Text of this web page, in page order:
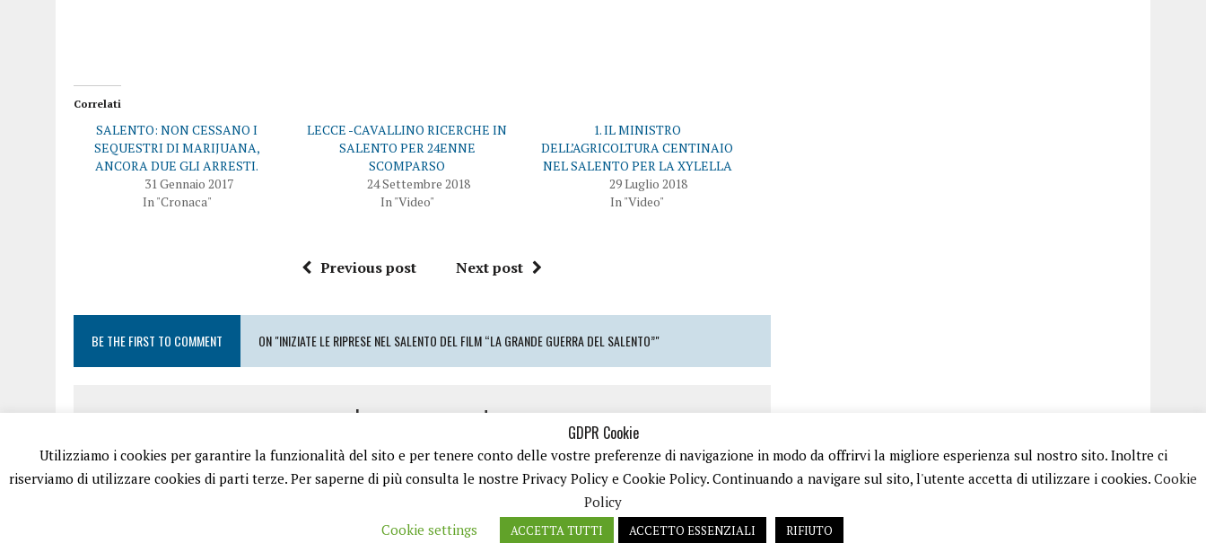
Correlati
SALENTO: NON CESSANO I
SEQUESTRI DI MARIJUANA,
ANCORA DUE GLI ARRESTI.
31 Gennaio 2017
In "Cronaca"
LECCE -CAVALLINO RICERCHE IN
SALENTO PER 24ENNE
SCOMPARSO
24 Settembre 2018
In "Video"
1. IL MINISTRO
DELL’AGRICOLTURA CENTINAIO
NEL SALENTO PER LA XYLELLA
29 Luglio 2018
In "Video"
Previous post Next post
BE THE FIRST TO COMMENT ON "INIZIATE LE RIPRESE NEL SALENTO DEL FILM “LA GRANDE GUERRA DEL SALENTO”"
Leave a comment
Devi essereconnessoper inviare un commento.
GDPR Cookie
Utilizziamo i cookies per garantire la funzionalità del sito e per tenere conto delle vostre preferenze di navigazione in modo da offrirvi la migliore esperienza sul nostro sito. Inoltre ci
riserviamo di utilizzare cookies di parti terze. Per saperne di più consulta le nostre Privacy Policy e Cookie Policy. Continuando a navigare sul sito, l'utente accetta di utilizzare i cookies. Cookie
Policy
Cookie settings
ACCETTA TUTTI ACCETTO ESSENZIALI RIFIUTO